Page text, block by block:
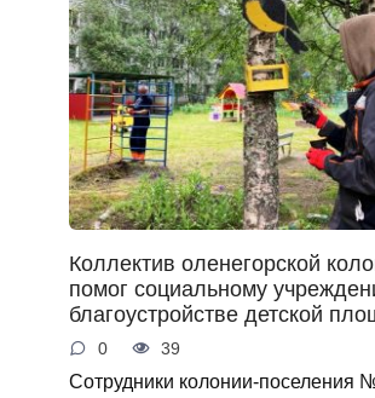
Коллектив оленегорской
помог социальному
благоустройстве детской
0 39
Сотрудники колонии-поселения